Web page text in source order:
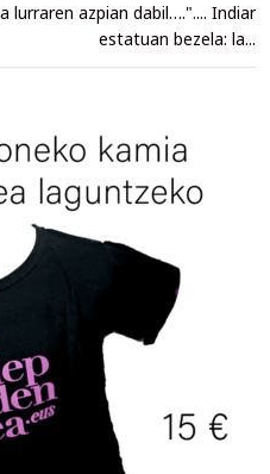
lurraren azpian dabil….".... Indiar
estatuan bezela: la...